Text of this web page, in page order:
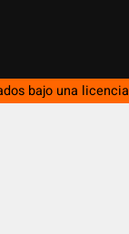
bajo una licencia